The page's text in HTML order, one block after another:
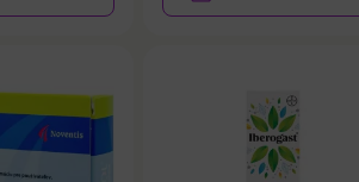
kŕče v
čo
bolestiach